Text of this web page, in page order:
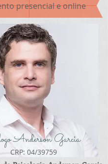
presencial e online
Anderson Garcia
CRP: 04/39759